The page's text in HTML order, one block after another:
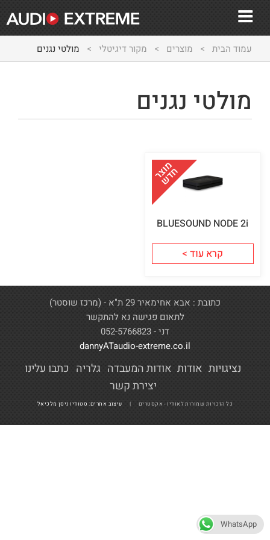
עמוד הבית > מוצרים > מקור דיגיטלי > מולטי נגנים
מולטי נגנים
BLUESOUND NODE 2i
קרא עוד >
כתובת : אבא אחימאיר 29 ת"א - (מרכז שוסטר)
לתאום פגישה נא להתקשר
דני - 052-5766823
dannyATaudio-extreme.co.il
נציגויות אודות אודות המעבדה גלריה כתבו עלינו
יצירת קשר
כל הזכויות שמורות לאודיו - אקסטרים | עיצוב אתרים: סטודיו ניסן מלכיאל
WhatsApp